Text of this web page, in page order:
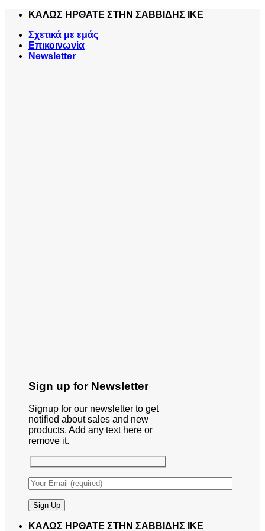
Skip
content
ΚΑΛΩΣ ΗΡΘΑΤΕ ΣΤΗΝ ΣΑΒΒΙΔΗΣ ΙΚΕ
Σχετικά με εμάς
Επικοινωνία
Newsletter
Sign up for Newsletter
Signup for our newsletter to get
notified about sales and new
products. Add any text here or
remove it.
ΚΑΛΩΣ ΗΡΘΑΤΕ ΣΤΗΝ ΣΑΒΒΙΔΗΣ ΙΚΕ